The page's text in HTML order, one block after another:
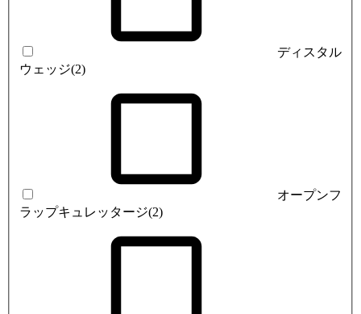
ディスタル
ウェッジ(2)
オープンフ
ラップキュレッタージ(2)